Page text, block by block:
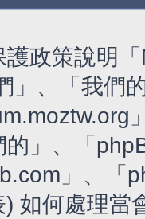
護政策說明
」、「我們
的」、「
」、
) 如何處理當